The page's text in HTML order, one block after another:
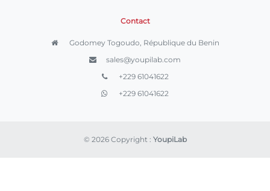
Contact
Godomey Togoudo, République du Benin
sales@youpilab.com
+229 61041622
+229 61041622
© 2026 Copyright : YoupiLab